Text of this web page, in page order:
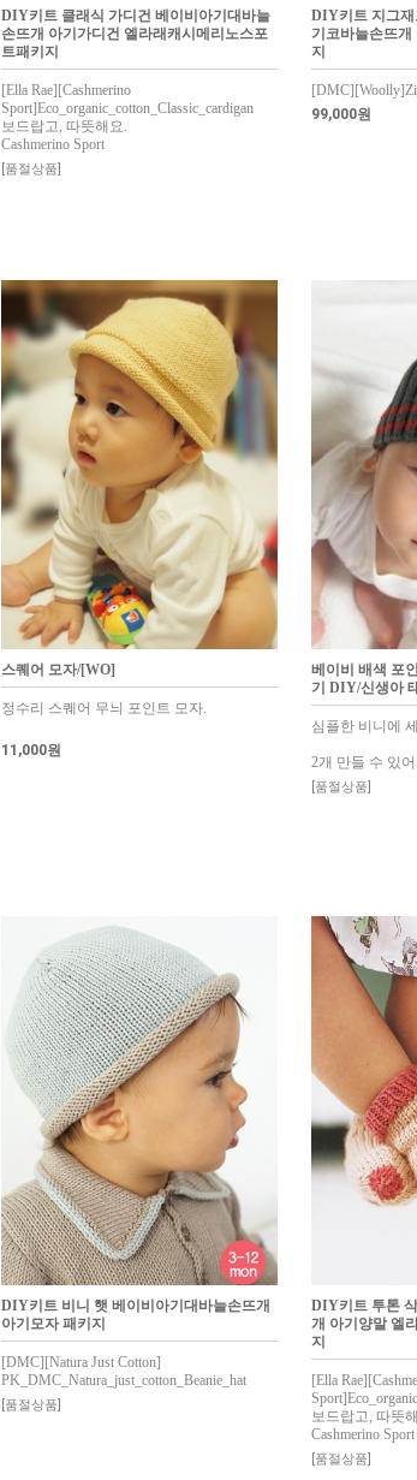
DIY키트 클래식 가디건 베이비아기대바늘
손뜨개 아기가디건 엘라래캐시메리노스포
트패키지
[Ella Rae][Cashmerino
Sport]Eco_organic_cotton_Classic_cardigan
보드랍고, 따뜻해요.
Cashmerino Sport
[품절상품]
DIY키트 지그재
기코바늘손뜨개
지
99,000원
스퀘어 모자/[WO]
정수리 스퀘어 무늬 포인트 모자.
11,000원
베이비 배색 포
기 DIY/신생아
심플한 비니에
2개 만들 수 있
[품절상품]
DIY키트 비니 햇 베이비아기대바늘손뜨개
아기모자 패키지
[DMC][Natura Just Cotton]
PK_DMC_Natura_just_cotton_Beanie_hat
[품절상품]
DIY키트 투톤
개 아기양말 엘
지
[Ella
보드랍고, 따뜻
Cashmerino Sport
[품절상품]